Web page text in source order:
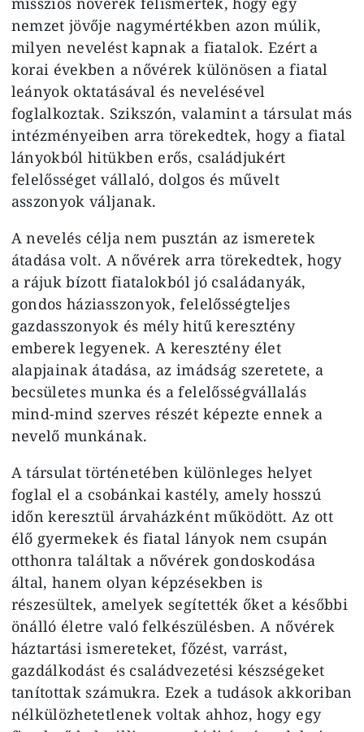
nemzet jövője nagymértékben azon múlik,
milyen nevelést kapnak a fiatalok. Ezért a
korai években a nővérek különösen a fiatal
leányok oktatásával és nevelésével
foglalkoztak. Szikszón, valamint a társulat más
intézményeiben arra törekedtek, hogy a fiatal
lányokból hitükben erős, családjukért
felelősséget vállaló, dolgos és művelt
asszonyok váljanak.
A nevelés célja nem pusztán az ismeretek
átadása volt. A nővérek arra törekedtek, hogy
a rájuk bízott fiatalokból jó családanyák,
gondos háziasszonyok, felelősségteljes
gazdasszonyok és mély hitű keresztény
emberek legyenek. A keresztény élet
alapjainak átadása, az imádság szeretete, a
becsületes munka és a felelősségvállalás
mind-mind szerves részét képezte ennek a
nevelő munkának.
A társulat történetében különleges helyet
foglal el a csobánkai kastély, amely hosszú
időn keresztül árvaházként működött. Az ott
élő gyermekek és fiatal lányok nem csupán
otthonra találtak a nővérek gondoskodása
által, hanem olyan képzésekben is
részesültek, amelyek segítették őket a későbbi
önálló életre való felkészülésben. A nővérek
háztartási ismereteket, főzést, varrást,
gazdálkodást és családvezetési készségeket
tanítottak számukra. Ezek a tudások akkoriban
nélkülözhetetlenek voltak ahhoz, hogy egy